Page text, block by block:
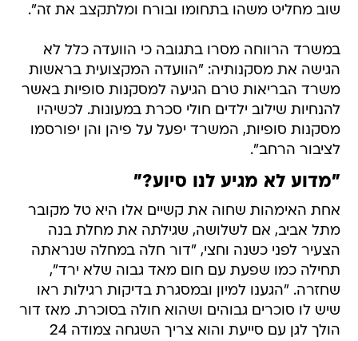
שוב מחליט משהו בתחומו ובורח ומלתקצב את זה".
במשרד הרווחה מסרו בתגובה כי הוועדה כלל לא
הגישה את מסקנותיה: "הוועדה המקצועית בראשות
משרד הבריאות טרם הגיעה למסקנות סופיות באשר
להנחיות שילוב ילדים חולי סכרת במעונות. לכשיהיו
מסקנות סופיות, המשרד יפעל על פיהן והן יפורסמו
לציבור הרחב".
"מדוע לא מגיע לנו סיוע?"
אחת האימהות שחוה את קשיים אלו היא טל מקובר
מתל אביב, אם לשלושה, שגילתה את מחלת בנה
הצעיר לפני כשנה וחצי, "דור חלה במחלה שנראתה
תחילה כמו שפעת עם חום מאד גבוה שלא ירד",
שחזרה. "הגענו למיון ובמסגרת בדיקות רגילות ראו
שיש לו סוכרים גבוהים ושהוא חולה בסוכרת. מאז דור
הולך לגן עם סייעת והוא צריך השגחה צמודה 24